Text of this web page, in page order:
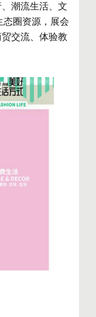
潮流生活、文
态圈资源，展会
交流、体验教